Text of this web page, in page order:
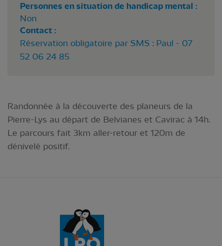
Personnes en situation de handicap mental :
Non
Contact :
Réservation obligatoire par SMS : Paul - 07
52 06 24 85
Randonnée à la découverte des planeurs de la
Pierre-Lys au départ de Belvianes et Cavirac à 14h.
Le parcours fait 3km aller-retour et 120m de
dénivelé positif.